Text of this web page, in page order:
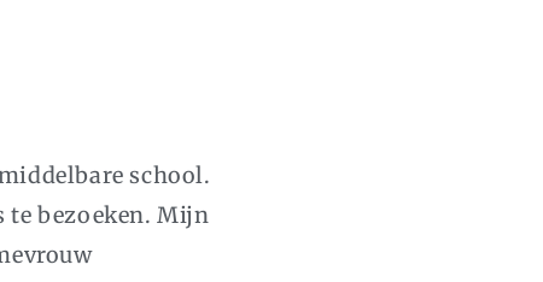
school.
te bezoeken. Mijn